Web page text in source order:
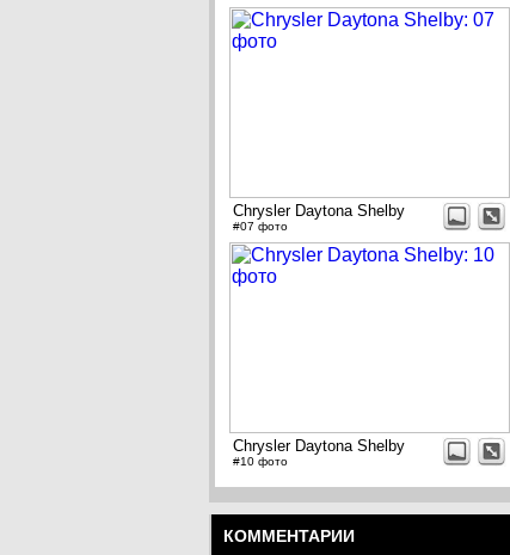
Chrysler Daytona Shelby
#07 фото
Chrysler Daytona Shelby
#10 фото
КОММЕНТАРИИ